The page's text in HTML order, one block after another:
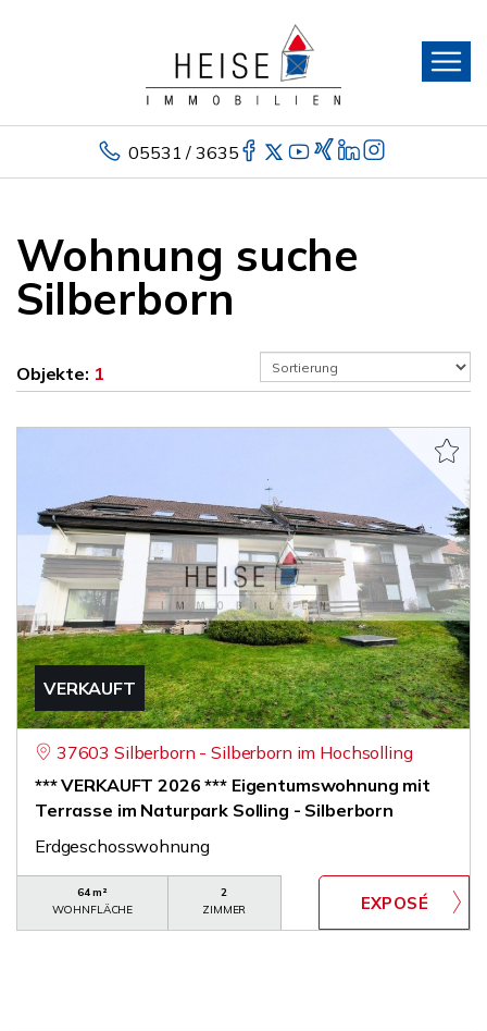
05531 / 3635
Wohnung suche
Silberborn
Objekte: 1
VERKAUFT
37603 Silberborn - Silberborn im Hochsolling
*** VERKAUFT 2026 *** Eigentumswohnung mit
Terrasse im Naturpark Solling - Silberborn
Erdgeschosswohnung
64 m²
WOHNFLÄCHE
2
ZIMMER